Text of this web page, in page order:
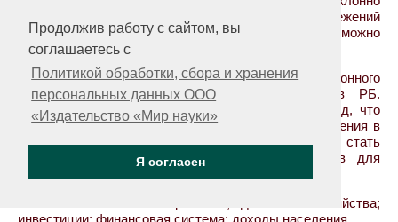
Продолжив работу с сайтом, вы
соглашаетесь с
Политикой обработки, сбора и хранения
персональных данных ООО
«Издательство «Мир науки»
Я согласен
снижается. Таким образом, структуру сбережений
домашних хозяйств в республике можно
охарактеризовать как неэффективную.
В заключении проведена оценка инвестиционного
потенциала сбережений домашних хозяйств в РБ.
Полученные результаты позволяют сделать вывод, что
неорганизованные сбережения в случае их вовлечения в
национальную финансовую систему могут стать
значимым источником инвестиционных ресурсов для
сбережения; домашние хозяйства;
инвестиции; финансовая система; доходы населения